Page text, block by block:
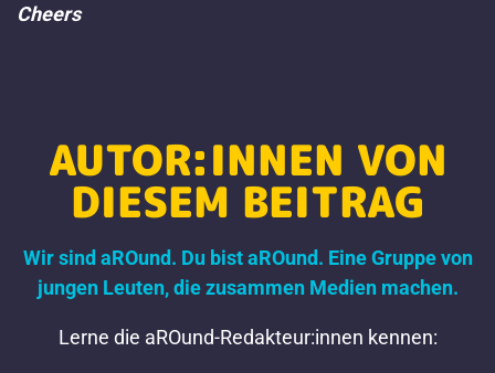
Cheers
AUTOR:INNEN VON
DIESEM BEITRAG
Wir sind aROund. Du bist aROund. Eine Gruppe von
jungen Leuten, die zusammen Medien machen.
Lerne die aROund-Redakteur:innen kennen: